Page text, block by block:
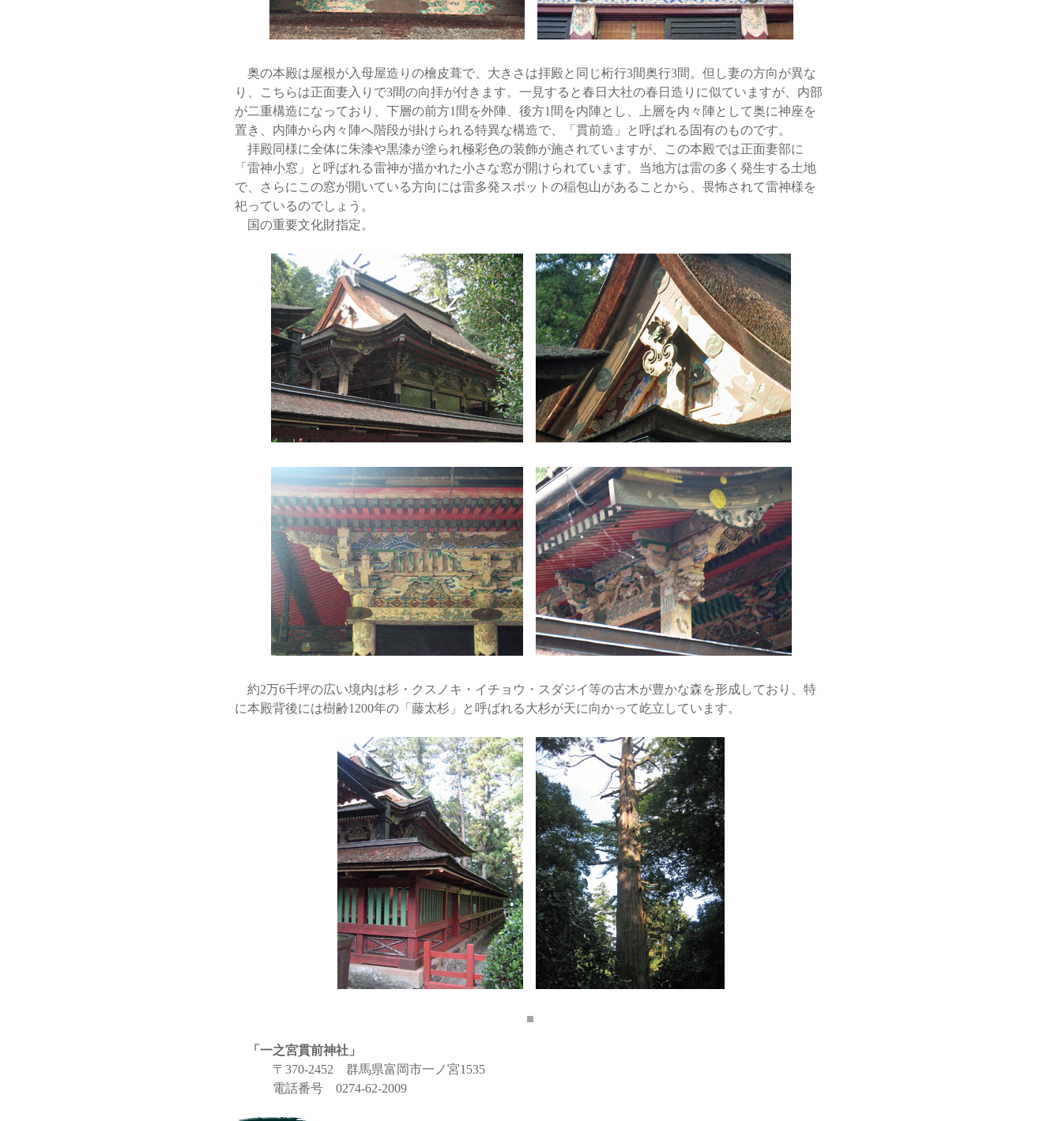
奥の本殿は屋根が入母屋造りの檜皮葺で、大きさは拝殿と同じ桁行3間奥行3間。但し妻の方向が異な
り、こちらは正面妻入りで3間の向拝が付きます。一見すると春日大社の春日造りに似ていますが、内部
が二重構造になっており、下層の前方1間を外陣、後方1間を内陣とし、上層を内々陣として奥に神座を
置き、内陣から内々陣へ階段が掛けられる特異な構造で、「貫前造」と呼ばれる固有のものです。
拝殿同様に全体に朱漆や黒漆が塗られ極彩色の装飾が施されていますが、この本殿では正面妻部に
「雷神小窓」と呼ばれる雷神が描かれた小さな窓が開けられています。当地方は雷の多く発生する土地
で、さらにこの窓が開いている方向には雷多発スポットの稲包山があることから、畏怖されて雷神様を
祀っているのでしょう。
国の重要文化財指定。
約2万6千坪の広い境内は杉・クスノキ・イチョウ・スダジイ等の古木が豊かな森を形成しており、特
に本殿背後には樹齢1200年の「藤太杉」と呼ばれる大杉が天に向かって屹立しています。
「一之宮貫前神社」
〒370-2452 群馬県富岡市一ノ宮1535
電話番号 0274-62-2009